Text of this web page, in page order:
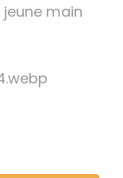
main